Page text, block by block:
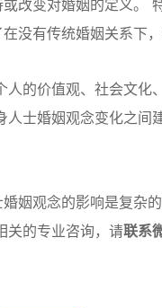
改变对婚姻的定义。
没有传统婚姻关系下，
的价值观、社会文化
士婚姻观念变化之间
姻观念的影响是复杂
关的专业咨询，请联系